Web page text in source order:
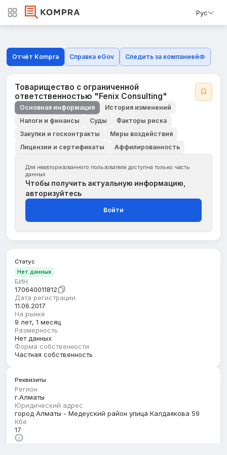
Рус
Отчёт Kompra Справка eGov Следить за компанией
Товарищество с ограниченной
ответственностью "Fenix Consulting"
Основная информация
История изменений
Налоги и финансы
Суды
Факторы риска
Закупки и госконтракты
Меры воздействия
Лицензии и сертификаты
Аффилированность
Для неавторизованного пользователя доступна только часть
данных
Чтобы получить актуальную информацию,
авторизуйтесь
Войти
Статус
Нет данных
БИН
170640011812
Дата регистрации
11.06.2017
На рынке
9 лет, 1 месяц
Размерность
Нет данных
Форма собственности
Частная собственность
Реквизиты
Регион
г.Алматы
Юридический адрес
город Алматы - Медеуский район улица Калдаякова 59
Кбе
17